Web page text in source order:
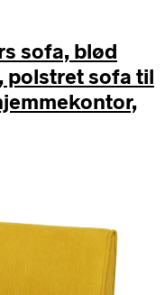
sofa, blød
polstret sofa til